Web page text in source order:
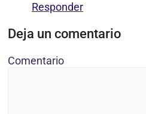
Responder
Deja un comentario
Comentario